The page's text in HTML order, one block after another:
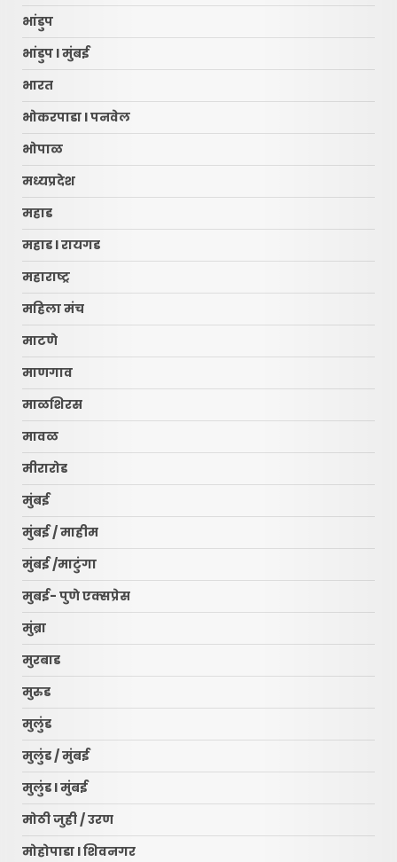
भांडुप
भांडुप l मुंबई
भारत
भोकरपाडा l पनवेल
भोपाळ
मध्यप्रदेश
महाड
महाड l रायगड
महाराष्ट्र
महिला मंच
माटणे
माणगाव
माळशिरस
मावळ
मीरारोड
मुंबई
मुंबई / माहीम
मुंबई /माटुंगा
मुबई- पुणे एक्सप्रेस
मुंब्रा
मुरबाड
मुरुड
मुलुंड
मुलुंड / मुंबई
मुलुंड l मुंबई
मोठी जुही / उरण
मोहोपाडा l शिवनगर